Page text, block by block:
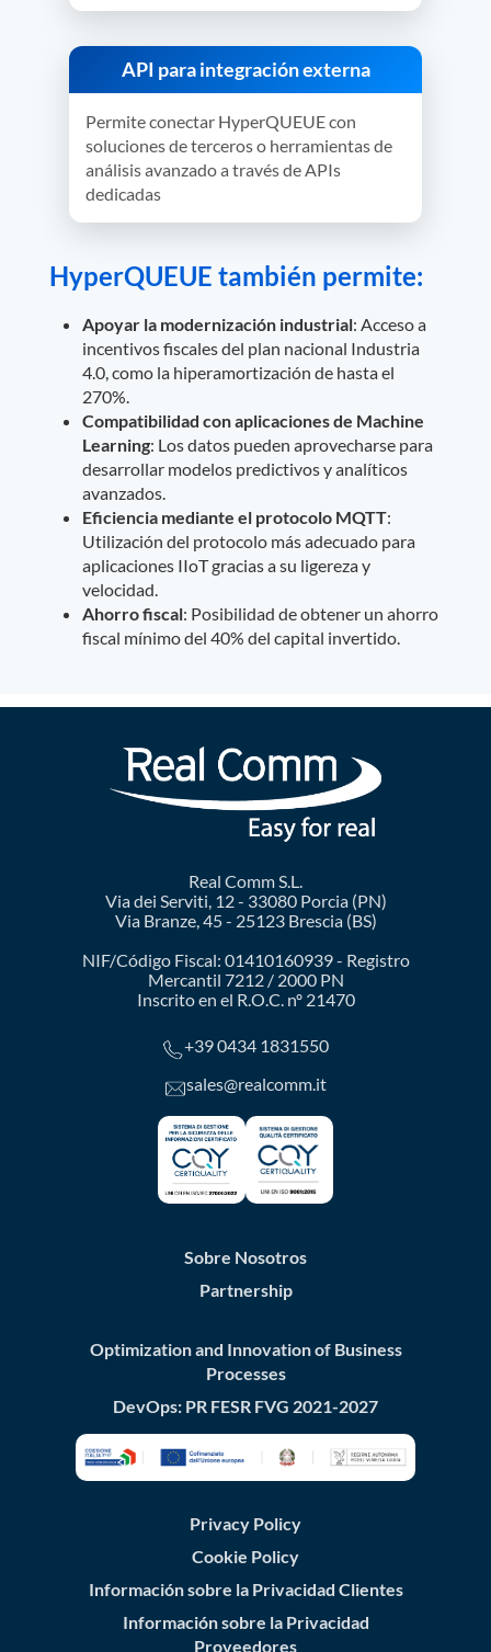
API para integración externa
Permite conectar HyperQUEUE con
soluciones de terceros o herramientas de
análisis avanzado a través de APIs
dedicadas
HyperQUEUE también permite:
Apoyar la modernización industrial: Acceso a
incentivos fiscales del plan nacional Industria
4.0, como la hiperamortización de hasta el
270%.
Compatibilidad con aplicaciones de Machine
Learning: Los datos pueden aprovecharse para
desarrollar modelos predictivos y analíticos
avanzados.
Eficiencia mediante el protocolo MQTT:
Utilización del protocolo más adecuado para
aplicaciones IIoT gracias a su ligereza y
velocidad.
Ahorro fiscal: Posibilidad de obtener un ahorro
fiscal mínimo del 40% del capital invertido.
Real Comm S.L.
Via dei Serviti, 12 - 33080 Porcia (PN)
Via Branze, 45 - 25123 Brescia (BS)
NIF/Código Fiscal: 01410160939 - Registro
Mercantil 7212 / 2000 PN
Inscrito en el R.O.C. nº 21470
+39 0434 1831550
sales@realcomm.it
Sobre Nosotros
Partnership
Optimization and Innovation of Business
Processes
DevOps: PR FESR FVG 2021-2027
Privacy Policy
Cookie Policy
Información sobre la Privacidad Clientes
Información sobre la Privacidad
Proveedores